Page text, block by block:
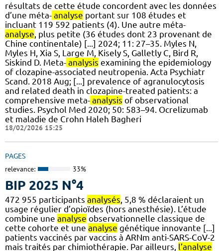
résultats de cette étude concordent avec les données
d’une méta- analyse portant sur 108 études et
incluant 119 592 patients (4). Une autre méta-
analyse , plus petite (36 études dont 23 provenant de
Chine continentale) [...] 2024; 11: 27–35. Myles N,
Myles H, Xia S, Large M, Kisely S, Galletly C, Bird R,
Siskind D. Meta- analysis examining the epidemiology
of clozapine-associated neutropenia. Acta Psychiatr
Scand. 2018 Aug; [...] prevalence of agranulocytosis
and related death in clozapine-treated patients: a
comprehensive meta- analysis of observational
studies. Psychol Med 2020; 50: 583–94. Ocrelizumab
et maladie de Crohn Haleh Bagheri
18/02/2026 15:25
PAGES
relevance: 33%
BIP 2025 N°4
472 955 participants analysés, 5,8 % déclaraient un
usage régulier d’opioïdes (hors anesthésie). L’étude
combine une analyse observationnelle classique de
cette cohorte et une analyse génétique innovante [...]
patients vaccinés par vaccins à ARNm anti-SARS-CoV-2
mais traités par chimiothérapie. Par ailleurs, l’analyse